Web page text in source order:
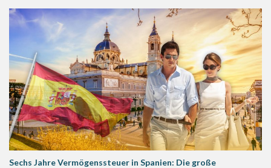
Sechs Jahre Vermögenssteuer in Spanien: Die große